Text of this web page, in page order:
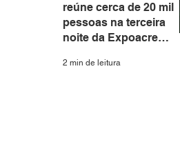
reúne cerca de 20 mil
pessoas na terceira
noite da Expoacre
2 min de leitura